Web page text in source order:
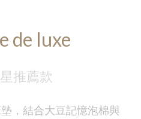
de luxe
推薦款
，結合大豆記憶泡棉與